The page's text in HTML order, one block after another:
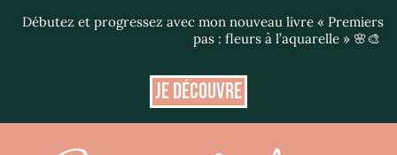
Débutez et progressez avec mon nouveau livre « Premiers
pas : fleurs à l’aquarelle » 🌸🎨
JE DÉCOUVRE